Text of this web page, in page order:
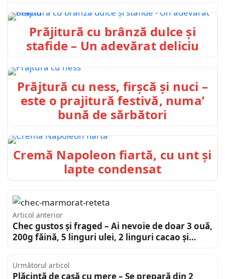
Prăjitură cu brânză dulce și
stafide – Un adevărat deliciu
Prăjtură cu ness, firșcă și nuci –
este o prajitură festivă, numa’
bună de sărbători
Cremă Napoleon fiartă, cu unt și
lapte condensat
Articol anterior
Chec gustos și fraged – Ai nevoie de doar 3 ouă,
200g făină, 5 linguri ulei, 2 linguri cacao și…
Următorul articol
Plăcintă de casă cu mere – Se prepară din 2